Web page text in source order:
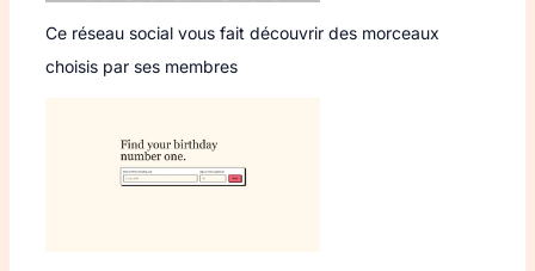
Ce réseau social vous fait découvrir des morceaux
choisis par ses membres